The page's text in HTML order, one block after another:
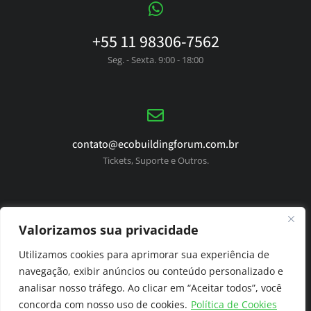
Valorizamos sua privacidade
Utilizamos cookies para aprimorar sua experiência de
navegação, exibir anúncios ou conteúdo personalizado e
analisar nosso tráfego. Ao clicar em “Aceitar todos”, você
concorda com nosso uso de cookies. Política de Cookies
+55 11 98306-7562
Seg. - Sexta. 9:00 - 18:00
contato@ecobuildingforum.com.br
Tickets, Suporte e Outros.
© Copyright 2023 EcoBuilding Fórum - Aviso Legal ao Aluno -
Dúvidas Frequentes